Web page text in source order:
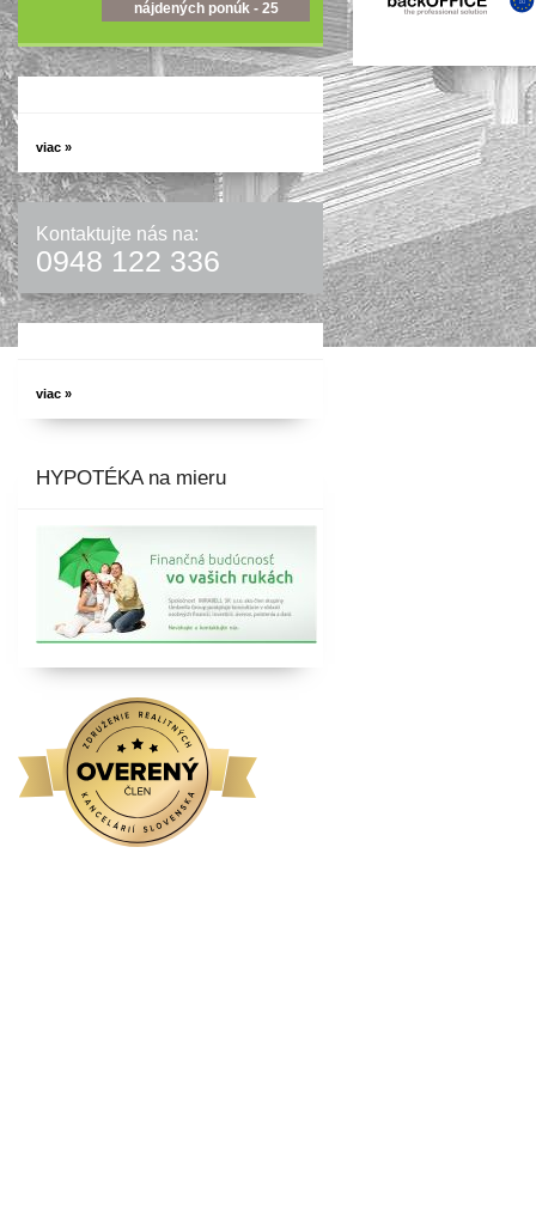
viac »
Kontaktujte nás na:
0948 122 336
viac »
HYPOTÉKA na mieru